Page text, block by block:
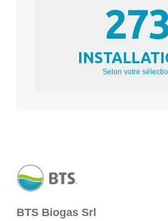
Selon votre
BTS Biogas Srl